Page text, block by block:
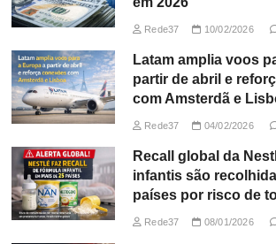
Rede37 10/02/2026
Latam amplia voos
partir de abril e
com Amsterdã e
Rede37 04/02/2026
Recall global da
infantis são
países por risco de
Rede37 08/01/2026